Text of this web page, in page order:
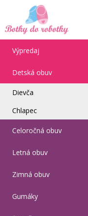
Výpredaj
Detská obuv
Dievča
Chlapec
Celoročná obuv
Letná obuv
Zimná obuv
Gumáky